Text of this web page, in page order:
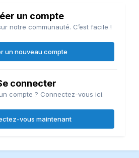
un compte
notre communauté. C’est facile !
un nouveau compte
connecter
compte ? Connectez-vous ici.
vous maintenant